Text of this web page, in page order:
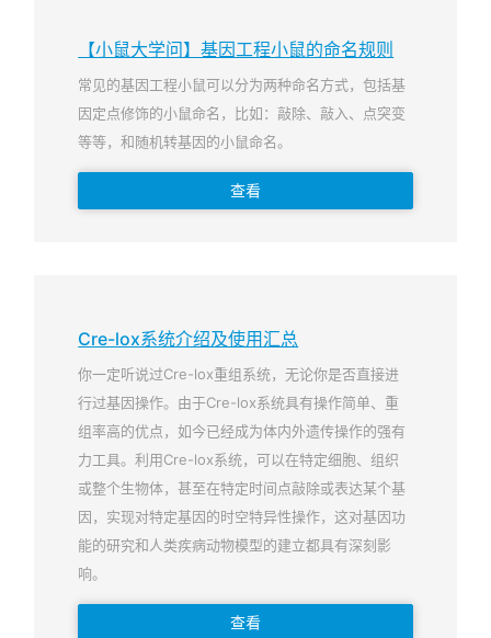
【小鼠大学问】基因工程小鼠的命名规则
常见的基因工程小鼠可以分为两种命名方式，包括基
因定点修饰的小鼠命名，比如：敲除、敲入、点突变
等等，和随机转基因的小鼠命名。
查看
Cre-lox系统介绍及使用汇总
你一定听说过Cre-lox重组系统，无论你是否直接进
行过基因操作。由于Cre-lox系统具有操作简单、重
组率高的优点，如今已经成为体内外遗传操作的强有
力工具。利用Cre-lox系统，可以在特定细胞、组织
或整个生物体，甚至在特定时间点敲除或表达某个基
因，实现对特定基因的时空特异性操作，这对基因功
能的研究和人类疾病动物模型的建立都具有深刻影
响。
查看